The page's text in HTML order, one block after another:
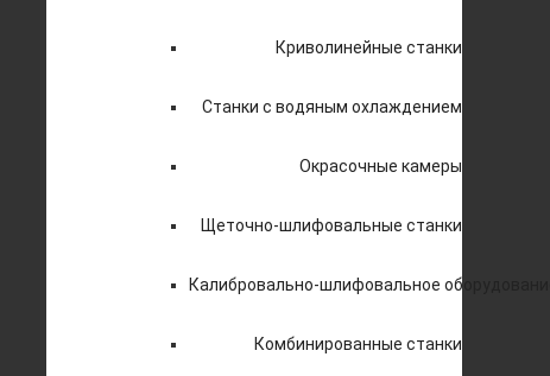
Криволинейные станки
Станки с водяным охлаждением
Окрасочные камеры
Щеточно-шлифовальные станки
Калибровально-шлифовальное оборудование
Комбинированные станки